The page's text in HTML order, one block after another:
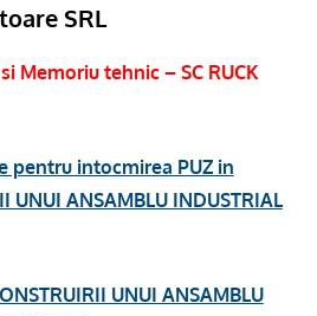
SRL
Memoriu tehnic – SC RUCK
pentru intocmirea PUZ in
UNUI ANSAMBLU INDUSTRIAL
UNUI ANSAMBLU